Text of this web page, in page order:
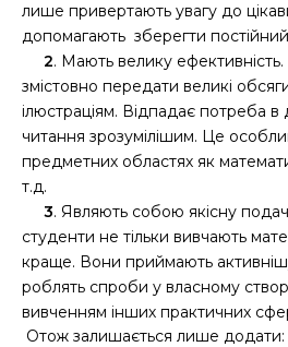
лише привертають увагу до
допомагають зберегти постійний
2. Мають велику
змістовно передати великі
ілюстраціям. Відпадає потреба
читання зрозумілішим. Це
предметних областях як
т.д.
3. Являють собою якісну
студенти не тільки вивчають
краще. Вони приймають
роблять спроби у власному
вивченням інших практичних
Отож залишається лише